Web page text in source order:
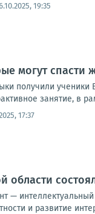
19:35
могут спасти
получили
занятие, в
17:37
области
—
и развитие